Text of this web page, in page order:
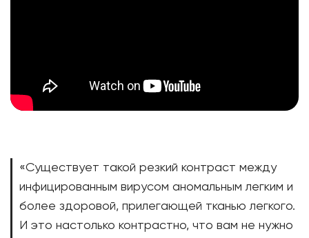
«Существует такой резкий контраст между
инфицированным вирусом аномальным легким и
более здоровой, прилегающей тканью легкого.
И это настолько контрастно, что вам не нужно